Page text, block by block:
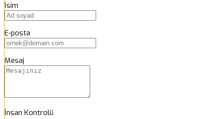
İsim
E-posta
Mesaj
İnsan Kontrolü